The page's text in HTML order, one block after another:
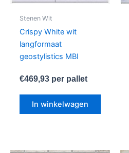
Stenen Wit
Crispy White wit
langformaat
geostylistics MBI
€469,93per pallet
In winkelwagen